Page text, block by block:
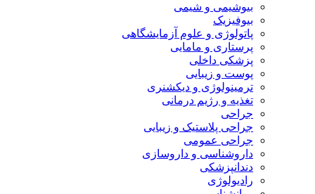
بیوشیمی و شیمی
بیوفیزیک
پاتولوژی و علوم آزمایشگاهی
پرستاری و مامایی
پزشکی داخلی
پوست و زیبایی
ترمینولوژی و دیکشنری
تغذیه و رژیم درمانی
جراحی
جراحی پلاستیک و زیبایی
جراحی عمومی
داروشناسی و داروسازی
دندانپزشکی
رادیولوژی